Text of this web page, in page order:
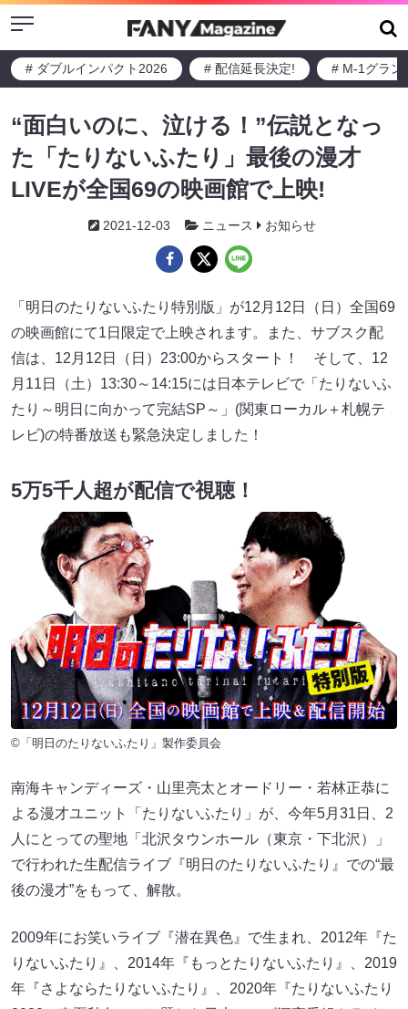
Menu
# ダブルインパクト2026 # 配信延長決定! # M-1グラン
“面白いのに、泣ける！”伝説となっ
た「たりないふたり」最後の漫才
LIVEが全国69の映画館で上映!
2021-12-03 ニュース お知らせ
「明日のたりないふたり特別版」が12月12日（日）全国69
の映画館にて1日限定で上映されます。また、サブスク配
信は、12月12日（日）23:00からスタート！ そして、12
月11日（土）13:30～14:15には日本テレビで「たりないふ
たり～明日に向かって完結SP～」(関東ローカル＋札幌テ
レビ)の特番放送も緊急決定しました！
5万5千人超が配信で視聴！
©「明日のたりないふたり」製作委員会
南海キャンディーズ・山里亮太とオードリー・若林正恭に
よる漫才ユニット「たりないふたり」が、今年5月31日、2
人にとっての聖地「北沢タウンホール（東京・下北沢）」
で行われた生配信ライブ『明日のたりないふたり』での“最
後の漫才”をもって、解散。
2009年にお笑いライブ『潜在異色』で生まれ、2012年『た
りないふたり』、2014年『もっとたりないふたり』、2019
年『さよならたりないふたり』、2020年『たりないふたり